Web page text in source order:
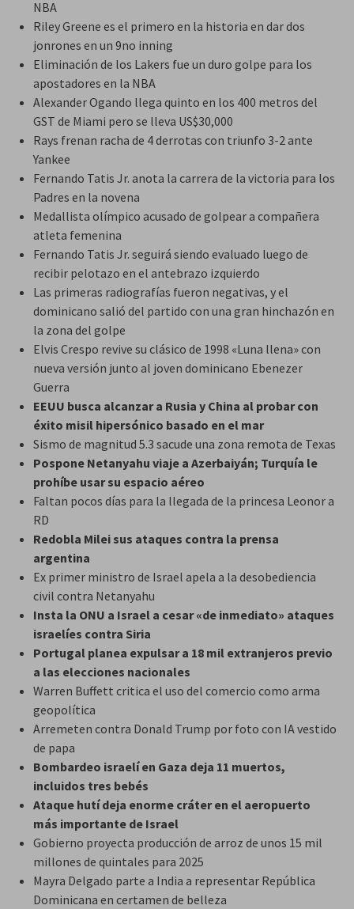
NBA
Riley Greene es el primero en la historia en dar dos
jonrones en un 9no inning
Eliminación de los Lakers fue un duro golpe para los
apostadores en la NBA
Alexander Ogando llega quinto en los 400 metros del
GST de Miami pero se lleva US$30,000
Rays frenan racha de 4 derrotas con triunfo 3-2 ante
Yankee
Fernando Tatis Jr. anota la carrera de la victoria para los
Padres en la novena
Medallista olímpico acusado de golpear a compañera
atleta femenina
Fernando Tatis Jr. seguirá siendo evaluado luego de
recibir pelotazo en el antebrazo izquierdo
Las primeras radiografías fueron negativas, y el
dominicano salió del partido con una gran hinchazón en
la zona del golpe
Elvis Crespo revive su clásico de 1998 «Luna llena» con
nueva versión junto al joven dominicano Ebenezer
Guerra
EEUU busca alcanzar a Rusia y China al probar con
éxito misil hipersónico basado en el mar
Sismo de magnitud 5.3 sacude una zona remota de Texas
Pospone Netanyahu viaje a Azerbaiyán; Turquía le
prohíbe usar su espacio aéreo
Faltan pocos días para la llegada de la princesa Leonor a
RD
Redobla Milei sus ataques contra la prensa
argentina
Ex primer ministro de Israel apela a la desobediencia
civil contra Netanyahu
Insta la ONU a Israel a cesar «de inmediato» ataques
israelíes contra Siria
Portugal planea expulsar a 18 mil extranjeros previo
a las elecciones nacionales
Warren Buffett critica el uso del comercio como arma
geopolítica
Arremeten contra Donald Trump por foto con IA vestido
de papa
Bombardeo israelí en Gaza deja 11 muertos,
incluidos tres bebés
Ataque hutí deja enorme cráter en el aeropuerto
más importante de Israel
Gobierno proyecta producción de arroz de unos 15 mil
millones de quintales para 2025
Mayra Delgado parte a India a representar República
Dominicana en certamen de belleza